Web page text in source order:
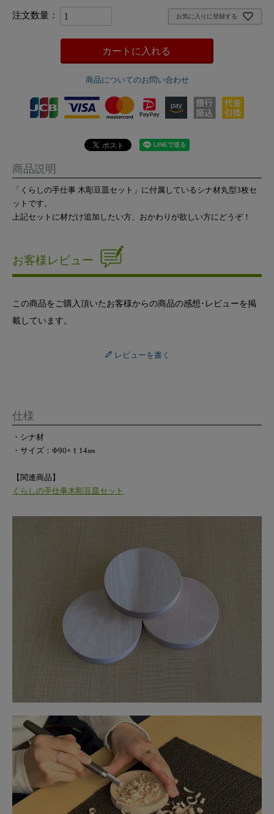
お気に入りに登録する
カートに入れる
商品についてのお問い合わせ
商品説明
「くらしの手仕事 木彫豆皿セット」に付属しているシナ材丸型3枚セ
ットです。
上記セットに材だけ追加したい方、おかわりが欲しい方にどうぞ！
お客様レビュー
この商品をご購入頂いたお客様からの商品の感想･レビューを掲
載しています。
レビューを書く
仕様
・シナ材
・サイズ：Φ90×ｔ14㎜
【関連商品】
くらしの手仕事木彫豆皿セット